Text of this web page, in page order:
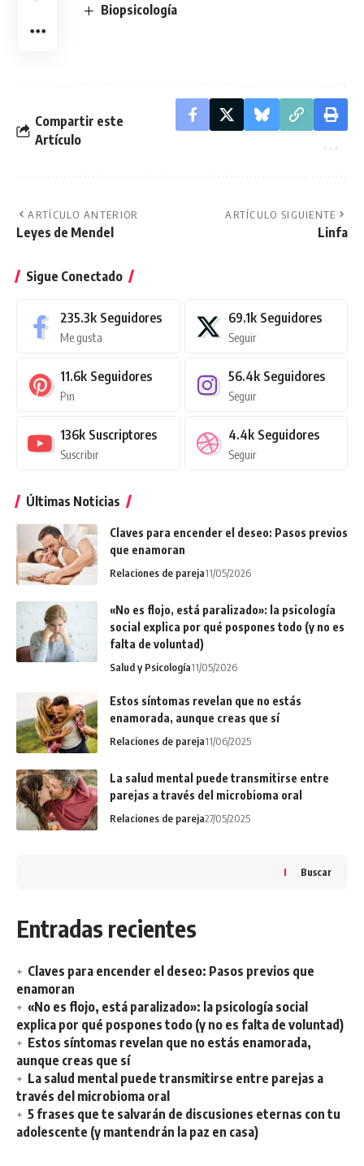
Biopsicología
Compartir este
Artículo
ARTÍCULO ANTERIOR
Leyes de Mendel
ARTÍCULO SIGUIENTE
Linfa
Sigue Conectado
235.3k Seguidores
Me gusta
69.1k Seguidores
Seguir
11.6k Seguidores
Pin
56.4k Seguidores
Seguir
136k Suscriptores
Suscribir
4.4k Seguidores
Seguir
Últimas Noticias
Claves para encender el deseo: Pasos previos
que enamoran
Relaciones de pareja11/05/2026
«No es flojo, está paralizado»: la psicología
social explica por qué pospones todo (y no es
falta de voluntad)
Salud y Psicología11/05/2026
Estos síntomas revelan que no estás
enamorada, aunque creas que sí
Relaciones de pareja11/06/2025
La salud mental puede transmitirse entre
parejas a través del microbioma oral
Relaciones de pareja27/05/2025
Buscar
Entradas recientes
Claves para encender el deseo: Pasos previos que
enamoran
«No es flojo, está paralizado»: la psicología social
explica por qué pospones todo (y no es falta de voluntad)
Estos síntomas revelan que no estás enamorada,
aunque creas que sí
La salud mental puede transmitirse entre parejas a
través del microbioma oral
5 frases que te salvarán de discusiones eternas con tu
adolescente (y mantendrán la paz en casa)